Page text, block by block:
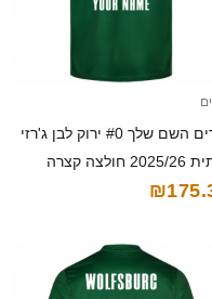
ילדים השם שלך #0 ירוק לבן ג'רזי
חולצה קצרה